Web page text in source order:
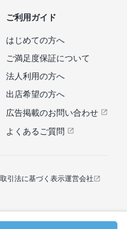
ご利用ガイド
はじめての方へ
ご満足度保証について
法人利用の方へ
出店希望の方へ
広告掲載のお問い合わせ
よくあるご質問
引法に基づく表示運営会社